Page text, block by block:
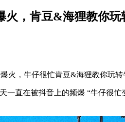
，肯豆&海狸教你玩
，牛仔很忙肯豆&海狸教你玩转
直在被抖音上的频爆 “牛仔很忙